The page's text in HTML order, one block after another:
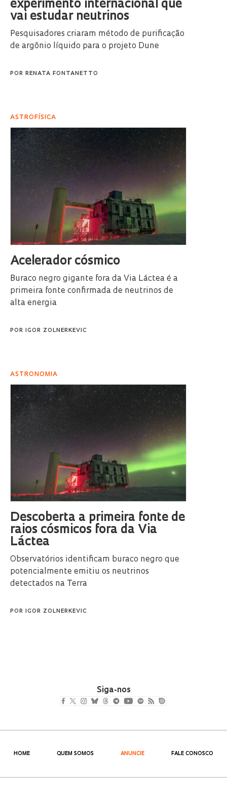
experimento internacional que
vai estudar neutrinos
Pesquisadores criaram método de purificação
de argônio líquido para o projeto Dune
POR RENATA FONTANETTO
ASTROFÍSICA
Acelerador cósmico
Buraco negro gigante fora da Via Láctea é a
primeira fonte confirmada de neutrinos de
alta energia
POR IGOR ZOLNERKEVIC
ASTRONOMIA
Descoberta a primeira fonte de
raios cósmicos fora da Via
Láctea
Observatórios identificam buraco negro que
potencialmente emitiu os neutrinos
detectados na Terra
POR IGOR ZOLNERKEVIC
Siga-nos
HOME QUEM SOMOS ANUNCIE FALE CONOSCO